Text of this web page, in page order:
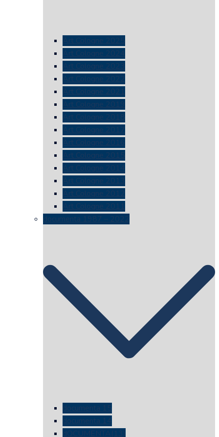
Art Cologne 2025
Art Cologne 2024
Art Cologne 2023
Art Cologne 2022
Art Cologne 2021
Art Cologne 2019
Art Cologne 2018
Art Cologne 2017
Art Cologne 2016
Art Cologne 2015
Art Cologne 2014
Art Cologne 2013
Art Cologne 2012
Art Cologne 2011
documenta 1987 – 2022
documenta 15
documenta 14
dOCUMENTA(13)